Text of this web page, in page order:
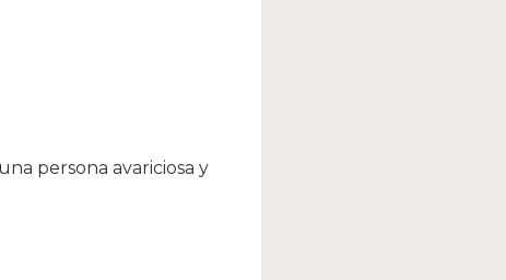
persona avariciosa y